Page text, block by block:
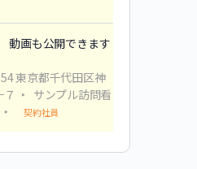
動画も公開できます
東京都千代田区神
サンプル訪問看
契約社員